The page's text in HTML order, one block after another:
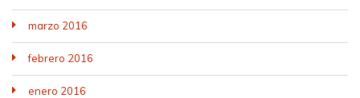
marzo 2016
febrero 2016
enero 2016